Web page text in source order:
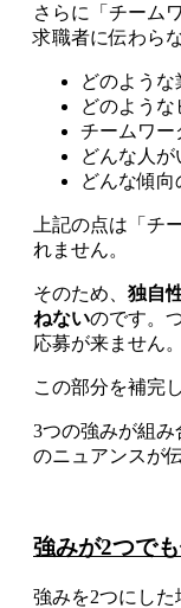
さらに「チーム
求職者に伝わら
どのような
どのような
チームワー
どんな人が
どんな傾
上記の点は「チ
れません。
そのため、 独自
ねないのです。
応募が来ません。
この部分を補完
3つの強みが組
のニュアンスが
強みが2つで
強みを2つにした